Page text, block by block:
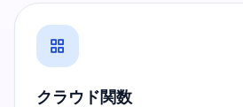
クラウド関数